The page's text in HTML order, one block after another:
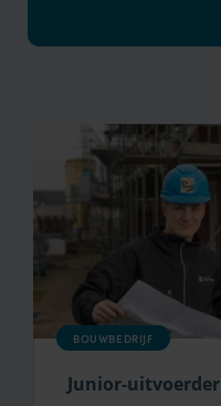
BOUWBEDRIJF
Junior-uitvoerder